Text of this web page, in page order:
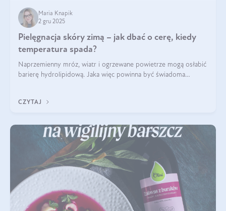
Maria Knapik
2 gru 2025
Pielęgnacja skóry zimą – jak dbać o cerę, kiedy
temperatura spada?
Naprzemienny mróz, wiatr i ogrzewane powietrze mogą osłabić
barierę hydrolipidową. Jaka więc powinna być świadoma
CZYTAJ